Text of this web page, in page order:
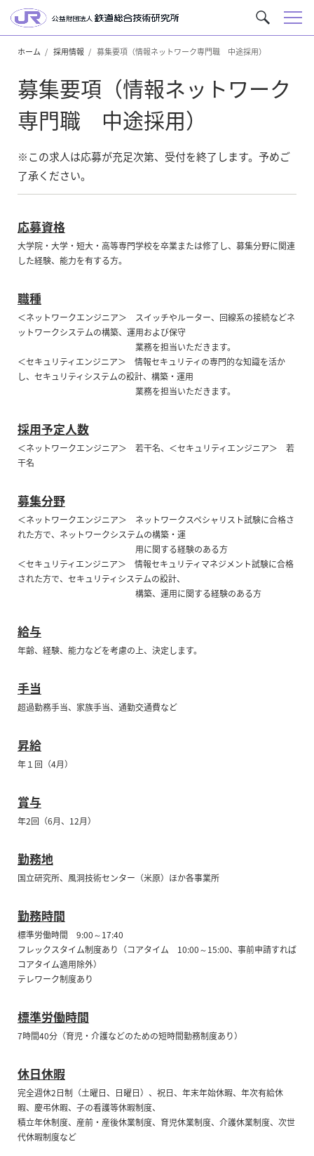
サ
イ
ト
を
メ
ホーム 採用情報 募集要項（情報ネットワーク専門職 中途採用）
募集要項（情報ネットワーク
専門職 中途採用）
※この求人は応募が充足次第、受付を終了します。予めご
了承ください。
応募資格
大学院・大学・短大・高等専門学校を卒業または修了し、募集分野に関連
した経験、能力を有する方。
職種
＜ネットワークエンジニア＞ スイッチやルーター、回線系の接続などネ
ットワークシステムの構築、運用および保守
業務を担当いただきます。
＜セキュリティエンジニア＞ 情報セキュリティの専門的な知識を活か
し、セキュリティシステムの設計、構築・運用
業務を担当いただきます。
採用予定人数
＜ネットワークエンジニア＞ 若干名、＜セキュリティエンジニア＞ 若
干名
募集分野
＜ネットワークエンジニア＞ ネットワークスペシャリスト試験に合格さ
れた方で、ネットワークシステムの構築・運
用に関する経験のある方
＜セキュリティエンジニア＞ 情報セキュリティマネジメント試験に合格
された方で、セキュリティシステムの設計、
構築、運用に関する経験のある方
給与
年齢、経験、能力などを考慮の上、決定します。
手当
超過勤務手当、家族手当、通勤交通費など
昇給
年１回（4月）
賞与
年2回（6月、12月）
勤務地
国立研究所、風洞技術センター（米原）ほか各事業所
勤務時間
標準労働時間 9:00～17:40
フレックスタイム制度あり（コアタイム 10:00～15:00、事前申請すれば
コアタイム適用除外）
テレワーク制度あり
標準労働時間
7時間40分（育児・介護などのための短時間勤務制度あり）
休日休暇
完全週休2日制（土曜日、日曜日）、祝日、年末年始休暇、年次有給休
暇、慶弔休暇、子の看護等休暇制度、
積立年休制度、産前・産後休業制度、育児休業制度、介護休業制度、次世
代休暇制度など